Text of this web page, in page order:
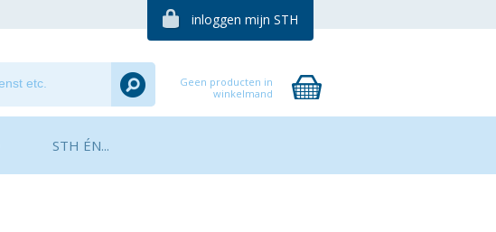
inloggen mijn STH
Geen producten in
winkelmand
STH ÉN...